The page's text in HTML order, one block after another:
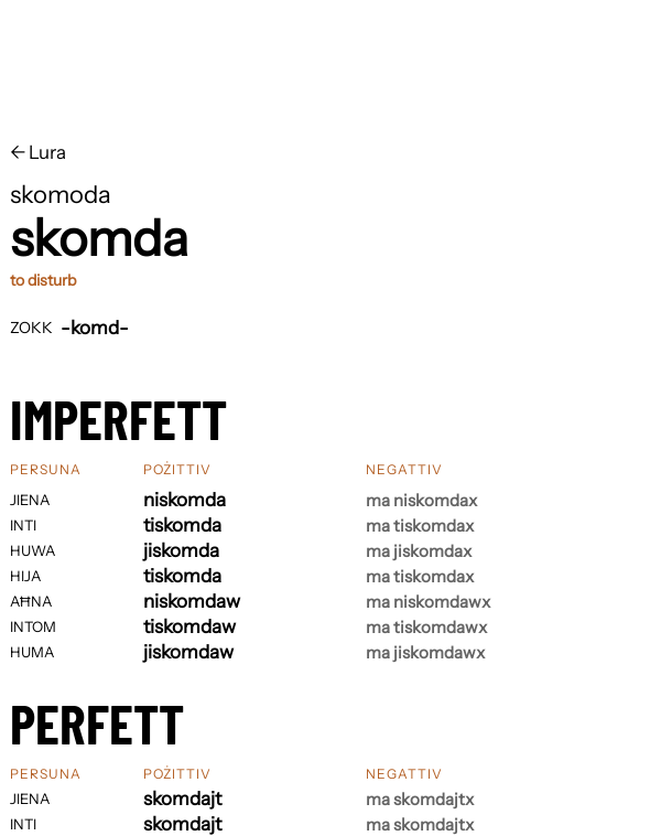
← ​​Lura
skomoda
skomda
to disturb
ZOKK -komd-
IMPERFETT
PERSUNA
JIENA
INTI
HUWA
HIJA
AĦNA
INTOM
HUMA
POŻITTIV
niskomda
tiskomda
jiskomda
tiskomda
niskomdaw
tiskomdaw
jiskomdaw
NEGATTIV
ma niskomdax
ma tiskomdax
ma jiskomdax
ma tiskomdax
ma niskomdawx
ma tiskomdawx
ma jiskomdawx
PERFETT
PERSUNA
JIENA
INTI
POŻITTIV
skomdajt
skomdajt
NEGATTIV
ma skomdajtx
ma skomdajtx